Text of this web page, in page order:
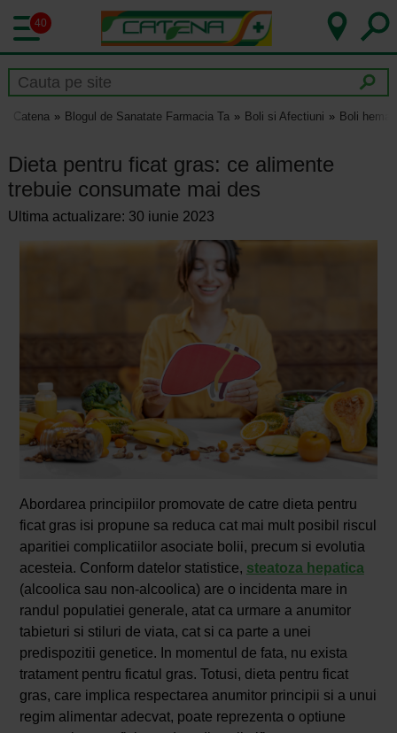
40
Catena Blogul de Sanatate Farmacia Ta Boli si Afectiuni Boli
Dieta pentru ficat gras: ce alimente
trebuie consumate mai des
Ultima actualizare: 30 iunie 2023
Abordarea principiilor promovate de catre dieta pentru
ficat gras isi propune sa reduca cat mai mult posibil riscul
aparitiei complicatiilor asociate bolii, precum si evolutia
acesteia. Conform datelor statistice, steatoza hepatica
(alcoolica sau non-alcoolica) are o incidenta mare in
randul populatiei generale, atat ca urmare a anumitor
tabieturi si stiluri de viata, cat si ca parte a unei
predispozitii genetice. In momentul de fata, nu exista
tratament pentru ficatul gras. Totusi, dieta pentru ficat
gras, care implica respectarea anumitor principii si a unui
regim alimentar adecvat, poate reprezenta o optiune